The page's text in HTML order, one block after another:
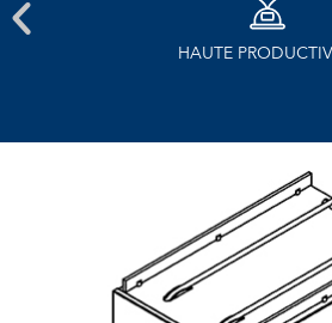
SÉCHAGE À FROID À